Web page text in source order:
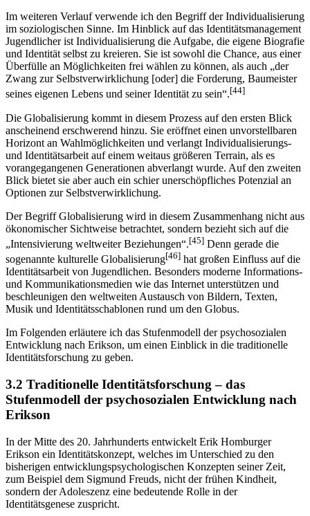
Im weiteren Verlauf verwende ich den Begriff der Individualisierung
im sozio­logischen Sinne. Im Hinblick auf das Identitätsmanagement
Jugendlicher ist Individualisierung die Aufgabe, die eigene Biografie
und Identität selbst zu kreieren. Sie ist sowohl die Chance, aus einer
Überfülle an Möglichkeiten frei wählen zu können, als auch „der
Zwang zur Selbstverwirklichung [oder] die Forderung, Baumeister
seines eigenen Lebens und seiner Identität zu sein“.[44]
Die Globalisierung kommt in diesem Prozess auf den ersten Blick
anscheinend erschwerend hinzu. Sie eröffnet einen unvorstellbaren
Hori­zont an Wahlmöglich­keiten und verlangt Individualisierungs-
und Identi­täts­arbeit auf einem weitaus größeren Terrain, als es
vorangegangenen Generationen abverlangt wurde. Auf den zweiten
Blick bietet sie aber auch ein schier unerschöpfliches Potenzial an
Optionen zur Selbstverwirk­li­chung.
Der Begriff Globalisierung wird in diesem Zusammenhang nicht aus
ökonomischer Sichtweise betrachtet, sondern bezieht sich auf die
„Inten­sivierung weltweiter Beziehungen“.[45] Denn gerade die
sogenannte kulturelle Globalisierung[46] hat großen Einfluss auf die
Identitätsarbeit von Jugend­lichen. Besonders moderne Informations-
und Kommunikations­me­dien wie das Internet unterstützen und
beschleunigen den weltweiten Aus­tausch von Bildern, Texten,
Musik und Identitätsschablonen rund um den Globus.
Im Folgenden erläutere ich das Stufenmodell der psychosozialen
Ent­wicklung nach Erikson, um einen Einblick in die traditionelle
Identitäts­forschung zu geben.
3.2 Traditionelle Identitätsforschung – das
Stufenmodell der psychosozialen Entwicklung nach
Erikson
In der Mitte des 20. Jahrhunderts entwickelt Erik Homburger
Erikson ein Identitäts­konzept, welches im Unterschied zu den
bisherigen entwicklungspsychologischen Konzepten seiner Zeit,
zum Beispiel dem Sigmund Freuds, nicht der frühen Kindheit,
sondern der Adoleszenz eine bedeu­tende Rolle in der
Identitätsgenese zuspricht.